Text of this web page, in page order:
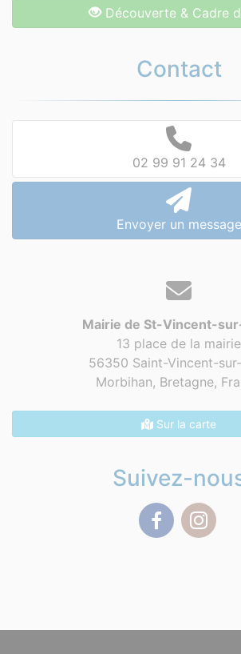
Découverte & Cadre
Contact
02 99 91 24 34
Envoyer un message
Mairie de St-Vincent-
13 place de la mairie
56350 Saint-Vincent-
Morbihan, Bretagne,
Sur la carte
Suivez-